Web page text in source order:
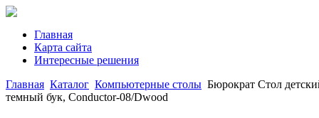
Главная
Карта сайта
Интересные решения
Главная Каталог Компьютерные столы Бюрократ Стол
темный бук, Conductor-08/Dwood